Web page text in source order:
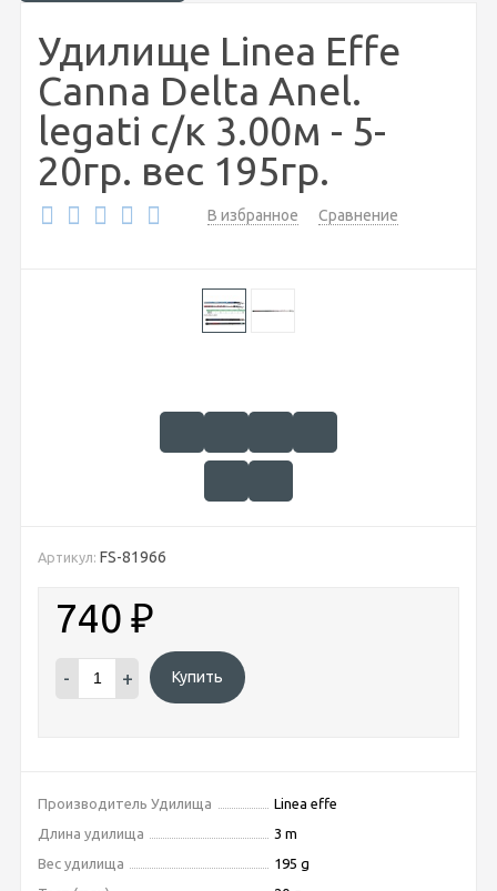
Удилище Linea Effe
Canna Delta Anel.
legati с/к 3.00м - 5-
20гр. вес 195гр.
В избранное Сравнение
Артикул: FS-81966
740 ₽
- + Купить
Производитель Удилища
Linea effe
Длина удилища
3 m
Вес удилища
195 g